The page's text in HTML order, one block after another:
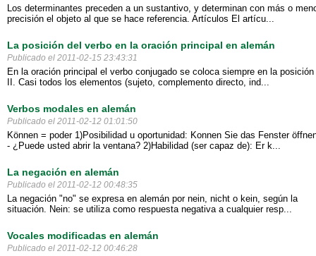
Los determinantes preceden a un sustantivo, y determinan con más o
precisión el objeto al que se hace referencia. Artículos El artícu...
La posición del verbo en la oración principal en alemán
Publicado el 2011-02-15 23:43:31
En la oración principal el verbo conjugado se coloca siempre en la posición
II. Casi todos los elementos (sujeto, complemento directo, ind...
Verbos modales en alemán
Publicado el 2011-02-12 01:01:50
Können = poder 1)Posibilidad u oportunidad: Konnen Sie das Fenster
- ¿Puede usted abrir la ventana? 2)Habilidad (ser capaz de): Er k...
La negación en alemán
Publicado el 2011-02-12 00:48:35
La negación "no" se expresa en alemán por nein, nicht o kein, según la
situación. Nein: se utiliza como respuesta negativa a cualquier resp...
Vocales modificadas en alemán
Publicado el 2011-02-12 00:46:28